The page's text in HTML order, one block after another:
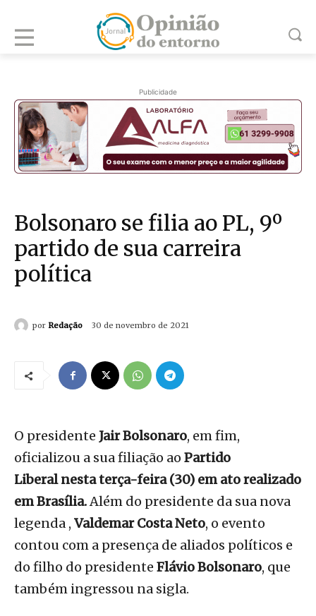
Publicidade
Bolsonaro se filia ao PL, 9º
partido de sua carreira
política
por Redação 30 de novembro de 2021
O presidente Jair Bolsonaro, em fim,
oficializou a sua filiação ao Partido
Liberal nesta terça-feira (30) em ato realizado
em Brasília.Além do presidente da sua nova
legenda , Valdemar Costa Neto, o evento
contou com a presença de aliados políticos e
do filho do presidente Flávio Bolsonaro, que
também ingressou na sigla.